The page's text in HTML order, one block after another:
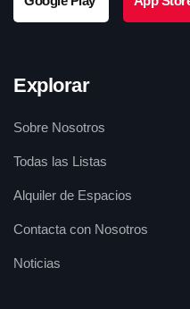
Explorar
Sobre Nosotros
Todas las Listas
Alquiler de Espacios
Contacta con Nosotros
Noticias